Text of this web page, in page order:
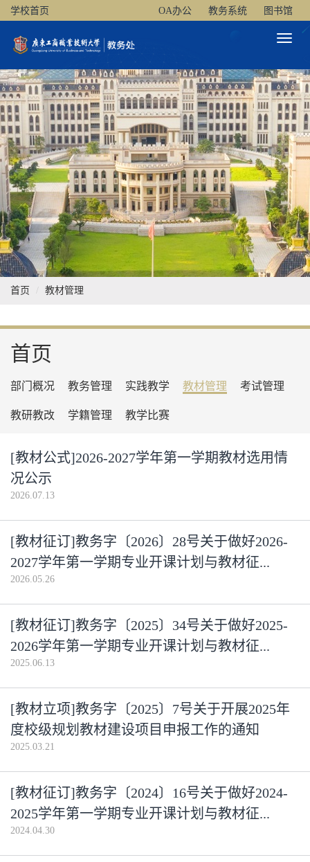
学校首页 OA办公 教务系统 图书馆
Toggle
首页 教材管理
首页
部门概况 教务管理 实践教学 教材管理 考试管理
教研教改 学籍管理 教学比赛
[教材公式]2026-2027学年第一学期教材选用情
况公示
2026.07.13
[教材征订]教务字〔2026〕28号关于做好2026-
2027学年第一学期专业开课计划与教材征...
2026.05.26
[教材征订]教务字〔2025〕34号关于做好2025-
2026学年第一学期专业开课计划与教材征...
2025.06.13
[教材立项]教务字〔2025〕7号关于开展2025年
度校级规划教材建设项目申报工作的通知
2025.03.21
[教材征订]教务字〔2024〕16号关于做好2024-
2025学年第一学期专业开课计划与教材征...
2024.04.30